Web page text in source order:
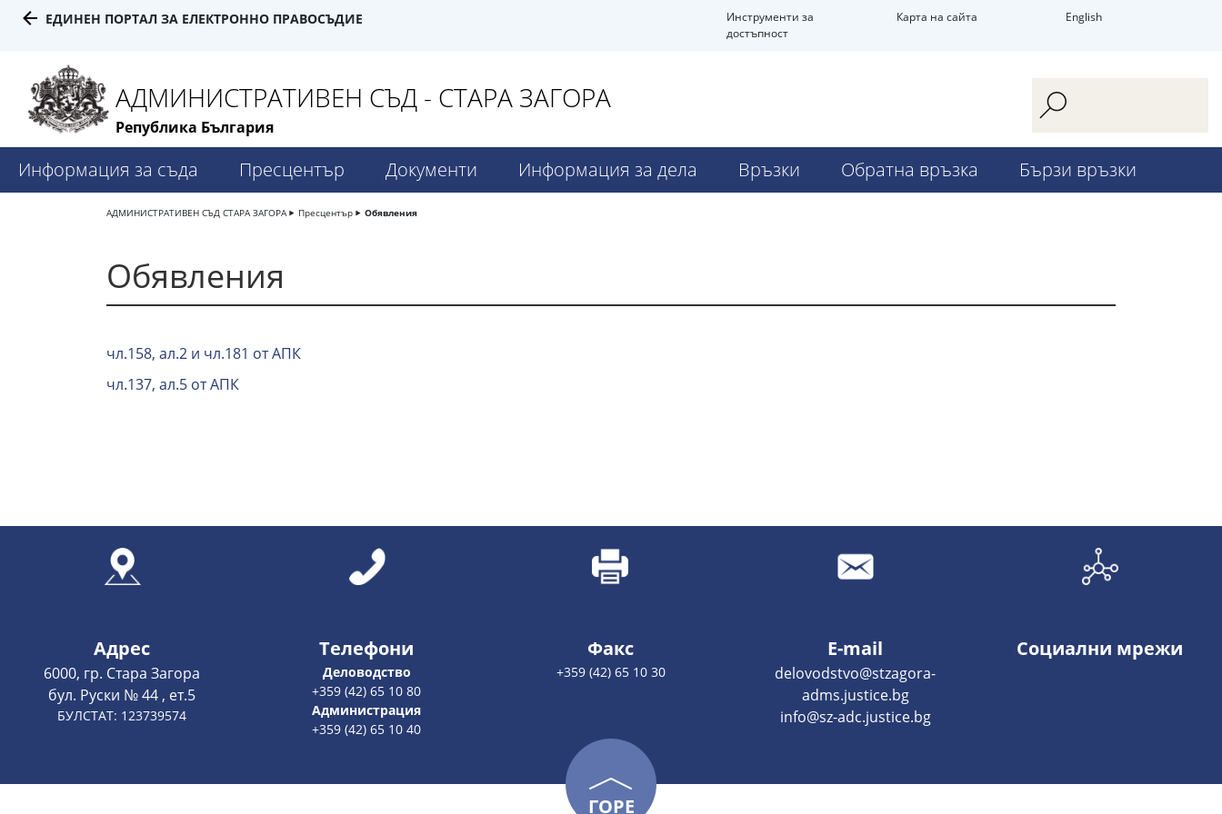
ЕДИНЕН ПОРТАЛ ЗА ЕЛЕКТРОННО ПРАВОСЪДИЕ
Инструменти за
достъпност
Карта на сайта English
АДМИНИСТРАТИВЕН СЪД - СТАРА ЗАГОРА
Република България
Информация за съда Пресцентър Документи Информация за дела Връзки Обратна връзка Бързи връзки
АДМИНИСТРАТИВЕН СЪД СТАРА ЗАГОРА Пресцентър Обявления
Обявления
чл.158, ал.2 и чл.181 от АПК
чл.137, ал.5 от АПК
Адрес
6000, гр. Стара Загора
бул. Руски № 44 , ет.5
БУЛСТАТ: 123739574
Телефони
Деловодство
+359 (42) 65 10 80
Администрация
+359 (42) 65 10 40
Факс
+359 (42) 65 10 30
E-mail
delovodstvo@stzagora-
adms.justice.bg
info@sz-adc.justice.bg
Социални мрежи
ГОРЕ